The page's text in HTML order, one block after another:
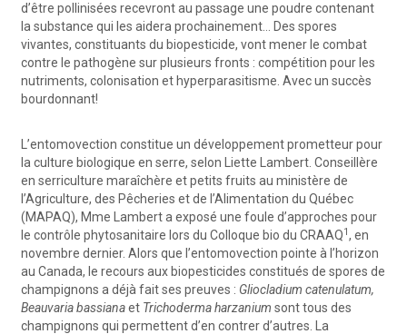
d’être pollinisées recevront au passage une poudre contenant
la substance qui les aidera prochainement… Des spores
vivantes, constituants du biopesticide, vont mener le combat
contre le pathogène sur plusieurs fronts : compétition pour les
nutriments, colonisation et hyperparasitisme. Avec un succès
bourdonnant!
L’entomovection constitue un développement prometteur pour
la culture biologique en serre, selon Liette Lambert. Conseillère
en serriculture maraîchère et petits fruits au ministère de
l’Agriculture, des Pêcheries et de l’Alimentation du Québec
(MAPAQ), Mme Lambert a exposé une foule d’approches pour
le contrôle phytosanitaire lors du Colloque bio du CRAAQ1, en
novembre dernier. Alors que l’entomovection pointe à l’horizon
au Canada, le recours aux biopesticides constitués de spores de
champignons a déjà fait ses preuves : Gliocladium catenulatum,
Beauvaria bassianaet Trichoderma harzanium sont tous des
champignons qui permettent d’en contrer d’autres. La